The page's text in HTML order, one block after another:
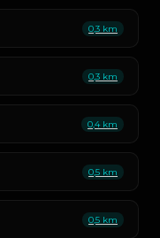
0,3 km
0,3 km
0,4 km
0,5 km
0,5 km